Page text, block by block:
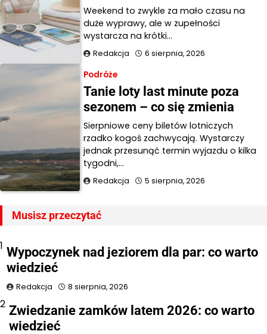
Weekend to zwykle za mało czasu na
duże wyprawy, ale w zupełności
wystarcza na krótki…
Redakcja 6 sierpnia, 2026
Podróże
Tanie loty last minute poza
sezonem – co się zmienia
Sierpniowe ceny biletów lotniczych
rzadko kogoś zachwycają. Wystarczy
jednak przesunąć termin wyjazdu o kilka
tygodni,…
Redakcja 5 sierpnia, 2026
Musisz przeczytać
1 Wypoczynek nad jeziorem dla par: co warto
wiedzieć
Redakcja 8 sierpnia, 2026
2 Zwiedzanie zamków latem 2026: co warto
wiedzieć